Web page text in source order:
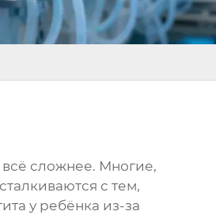
всё сложнее. Многие,
с тем,
у ребёнка из-за